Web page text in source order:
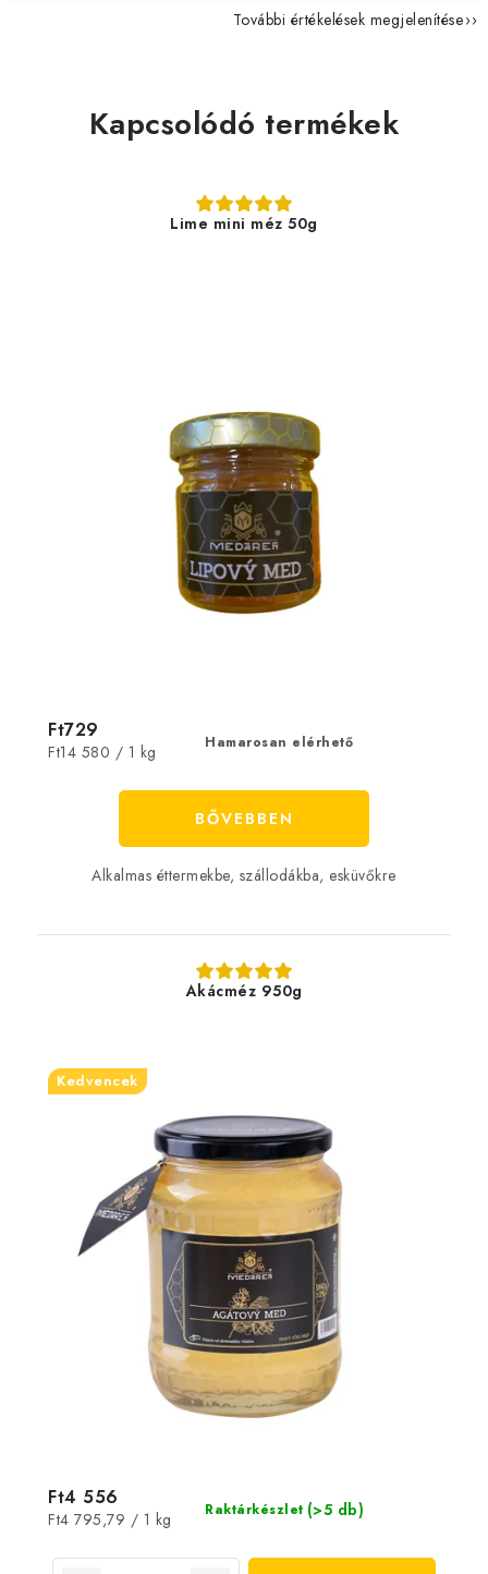
További értékelések megjelenítése
Kapcsolódó termékek
Lime mini méz 50g
Hamarosan elérhető
Ft729
Egységár:
Ft14 580 / 1 kg
BŐVEBBEN
Alkalmas éttermekbe, szállodákba, esküvőkre
Akácméz 950g
Kedvencek
Raktárkészlet (>5 db)
Ft4 556
Egységár:
Ft4 795,79 / 1 kg